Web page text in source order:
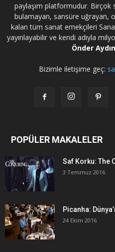
paylaşım platformudur. Birçok
bulamayan, sansüre uğrayan,
kalan tüm sanat emekçileri
yayınlayabilir ve kendi adıyla
Önder Aydın
Bizimle iletişime geç:
POPÜLER MAKALELER
Saf Korku: The
3 Temmuz 2016
Picanha:
24 Ekim 2016